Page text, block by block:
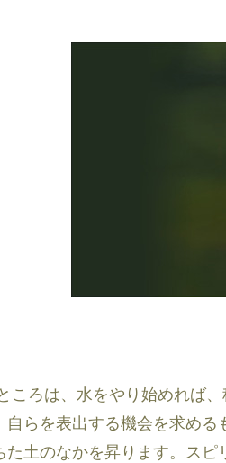
ころは、水をやり始めれば
自らを表出する機会を求め
た土のなかを昇ります。ス